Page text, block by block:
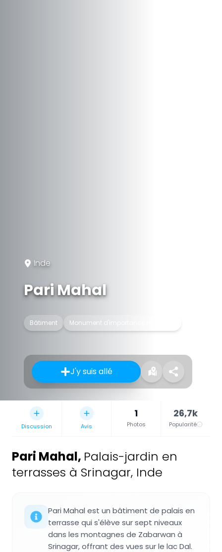
Inde
Pari Mahal
Bâtiment Monument d'importance nationale
J'y suis allé
Discussion Avis
1
Photos
26,7k
Popularité
Pari Mahal, Palais-jardin en
terrasses à Srinagar, Inde
Pari Mahal est un bâtiment de palais en
terrasse qui s'élève sur sept niveaux
dans les montagnes de Zabarwan à
Srinagar, offrant des vues sur le lac Dal.